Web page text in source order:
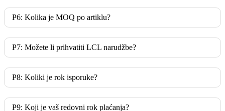
P6: Kolika je MOQ po artiklu?
P7: Možete li prihvatiti LCL narudžbe?
P8: Koliki je rok isporuke?
P9: Koji je vaš redovni rok plaćanja?